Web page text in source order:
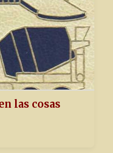
las cosas